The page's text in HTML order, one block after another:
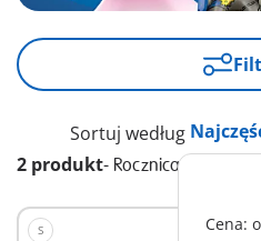
2 produkt- Rocznica
Sortuj według
Cena:
S